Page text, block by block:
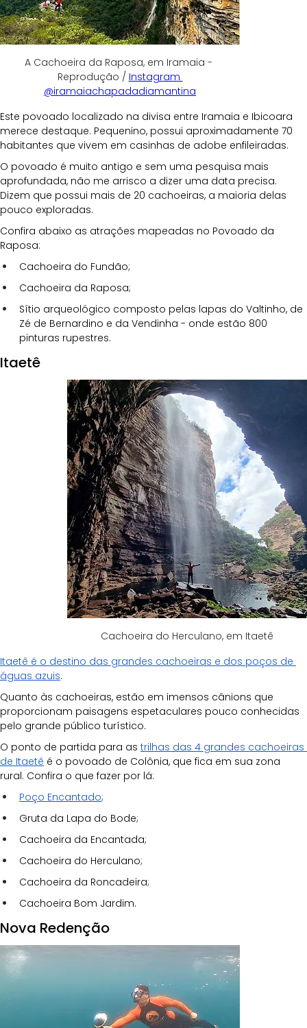
A Cachoeira da Raposa, em Iramaia -
Reprodução / Instagram
@iramaiachapadadiamantina
Este povoado localizado na divisa entre Iramaia e Ibicoara
merece destaque. Pequenino, possui aproximadamente 70
habitantes que vivem em casinhas de adobe enfileiradas.
O povoado é muito antigo e sem uma pesquisa mais
aprofundada, não me arrisco a dizer uma data precisa.
Dizem que possui mais de 20 cachoeiras, a maioria delas
pouco exploradas.
Confira abaixo as atrações mapeadas no Povoado da
Raposa:
Cachoeira do Fundão;
Cachoeira da Raposa;
Sítio arqueológico composto pelas lapas do Valtinho, de
Zé de Bernardino e da Vendinha - onde estão 800
pinturas rupestres.
Itaetê
Cachoeira do Herculano, em Itaetê
Itaetê é o destino das grandes cachoeiras e dos poços de
águas azuis.
Quanto às cachoeiras, estão em imensos cânions que
proporcionam paisagens espetaculares pouco conhecidas
pelo grande público turístico.
O ponto de partida para as trilhas das 4 grandes cachoeiras
de Itaetê é o povoado de Colônia, que fica em sua zona
rural. Confira o que fazer por lá:
Poço Encantado;
Gruta da Lapa do Bode;
Cachoeira da Encantada;
Cachoeira do Herculano;
Cachoeira da Roncadeira;
Cachoeira Bom Jardim.
Nova Redenção